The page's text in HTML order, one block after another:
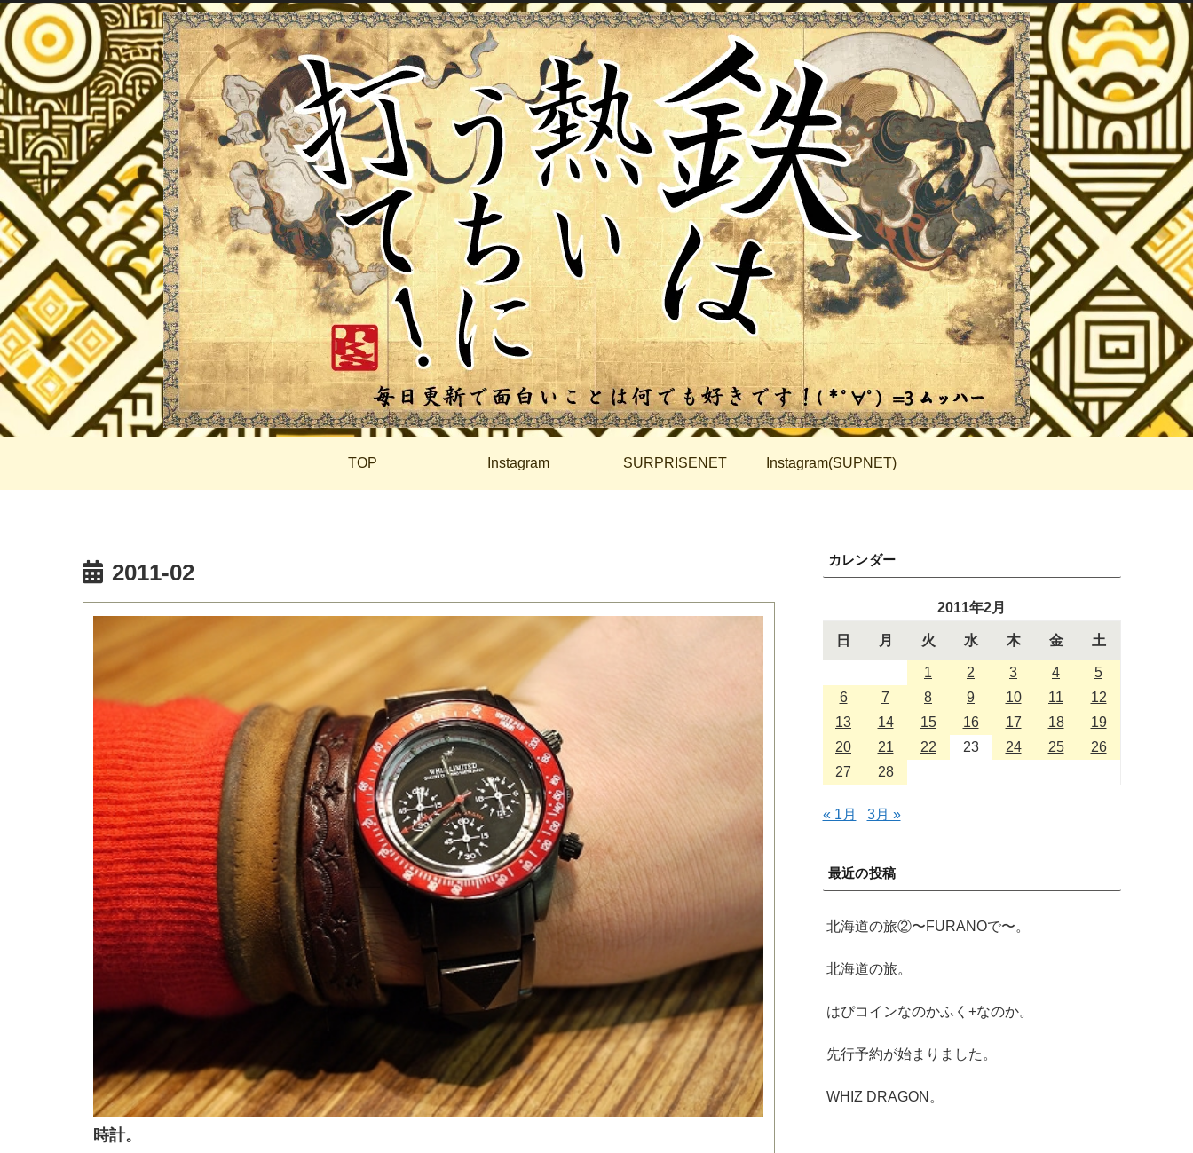
TOP Instagram SURPRISENET Instagram(SUPNET)
2011-02
時計。
カレンダー
2011年2月
日 月 火 水 木 金 土
1 2 3 4
5
6
7 8 9 10 11
12
13
14 15 16 17 18
19
20
21 22 23 24 25
26
27
28
« 1月 3月 »
最近の投稿
北海道の旅②〜FURANOで〜。
北海道の旅。
はぴコインなのかふく+なのか。
先行予約が始まりました。
WHIZ DRAGON。